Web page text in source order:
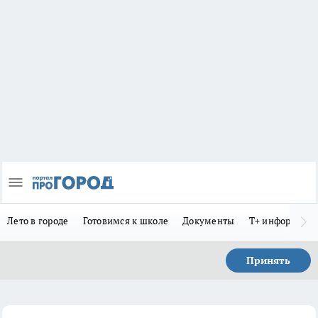
Лето в городе Готовимся к школе Документы Т+
Принять